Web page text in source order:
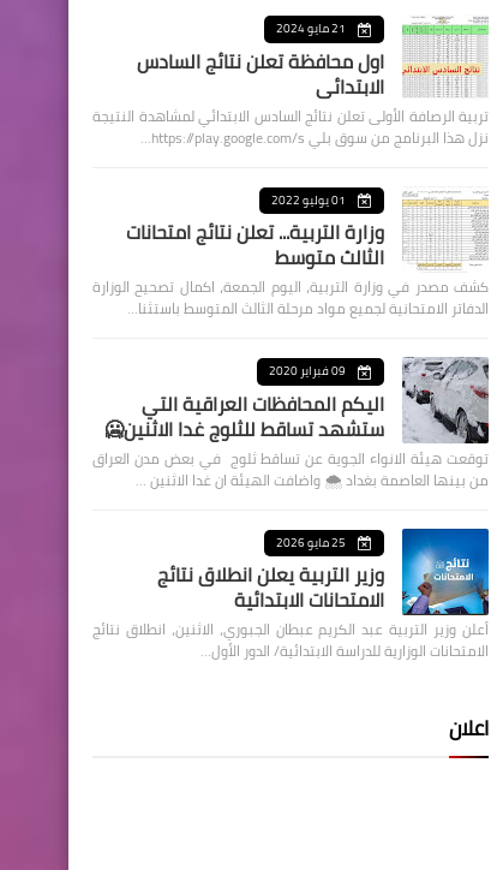
21 مايو 2024
اول محافظة تعلن نتائج السادس
الابتدائي
تربية الرصافة الأولى تعلن نتائج السادس الابتدائي لمشاهدة النتيجة
نزل هذا البرنامج من سوق بلي https://play.google.com/s…
01 يوليو 2022
وزارة التربية... تعلن نتائج امتحانات
الثالث متوسط
كشف مصدر في وزارة التربية، اليوم الجمعة، اكمال تصحيح الوزارة
الدفاتر الامتحانية لجميع مواد مرحلة الثالث المتوسط باستثنا…
09 فبراير 2020
اليكم المحافظات العراقية التي
ستشهد تساقط للثلوج غدا الاثنين🥶
توقعت هيئة الانواء الجوية عن تساقط ثلوج في بعض مدن العراق
من بينها العاصمة بغداد ⁦🌨️⁩ واضافت الهيئة ان غدا الاثنين …
25 مايو 2026
وزير التربية يعلن انطلاق نتائج
الامتحانات الابتدائية
أعلن وزير التربية عبد الكريم عبطان الجبوري، الاثنين، انطلاق نتائج
الامتحانات الوزارية للدراسة الابتدائية/ الدور الأول…
اعلان